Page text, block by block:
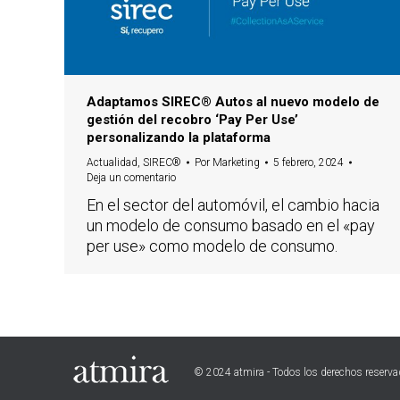
Adaptamos SIREC® Autos al nuevo modelo de
gestión del recobro ‘Pay Per Use’
personalizando la plataforma
Actualidad, SIREC® Por Marketing
5 febrero, 2024
Deja un comentario
En el sector del automóvil, el cambio hacia
un modelo de consumo basado en el «pay
per use» como modelo de consumo.
© 2024 atmira - Todos los derechos